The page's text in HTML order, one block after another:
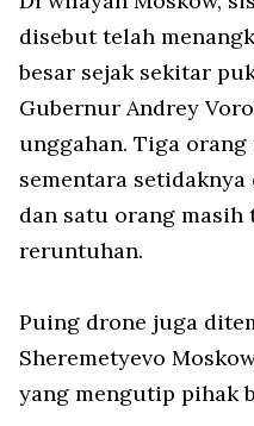
disebut telah
besar sejak sekitar
Gubernur Andrey
unggahan. Tiga
sementara
dan satu orang masih
reruntuhan.
Puing drone juga
Sheremetyevo
yang mengutip pihak